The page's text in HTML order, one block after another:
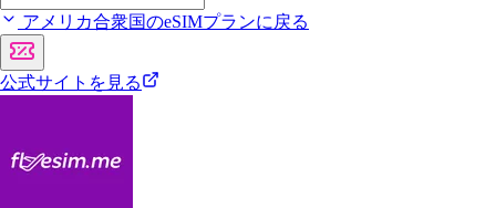
アメリカ合衆国のeSIMプランに戻る
公式サイトを見る